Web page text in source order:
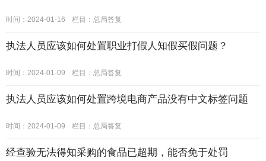
时间：2024-01-16 栏目： 总局答复
执法人员应该如何处置职业打假人知假买假问题？
时间：2024-01-09 栏目： 总局答复
执法人员应该如何处置跨境电商产品没有中文标签问题
时间：2024-01-09 栏目： 总局答复
经查验无法得知采购的食品已超期，能否免于处罚